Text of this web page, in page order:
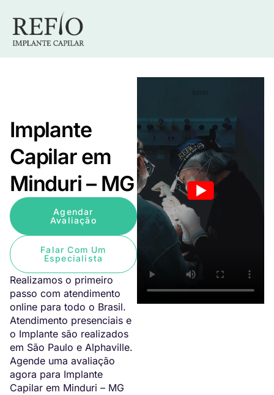
Implante
Capilar em
Minduri – MG
Agendar
Avaliação
Falar Com Um
Especialista
Realizamos o primeiro
passo com atendimento
online para todo o Brasil.
Atendimento presenciais e
o Implante são realizados
em São Paulo e Alphaville.
Agende uma avaliação
agora para Implante
Capilar em Minduri – MG